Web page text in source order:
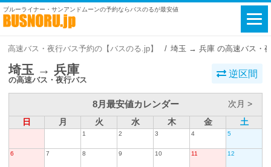
ブルーライナー・サンアンドムーンの予約ならバスのるが最安値
高速バス・夜行バス予約の【バスのる.jp】 埼玉 → 兵庫 の高速バス・
埼玉 → 兵庫
の高速バス・夜行バス
逆区間
8月最安値カレンダー
次月 >
日
月 火 水 木 金 土
1 2 3 4 5
6 7 8 9 10 11 12